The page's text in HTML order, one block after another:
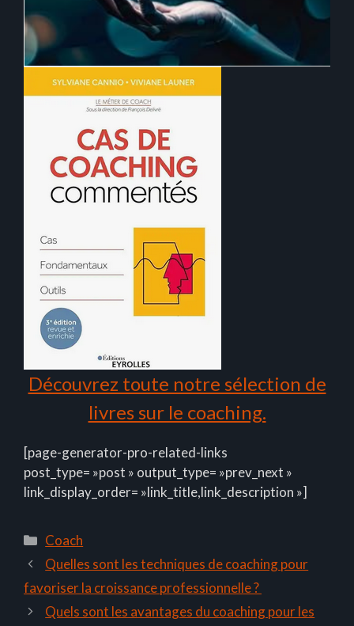
Découvrez toute notre sélection de
livres sur le coaching.
[page-generator-pro-related-links
post_type= »post » output_type= »prev_next »
link_display_order= »link_title,link_description »]
Catégories
Coach
Quelles sont les techniques de coaching pour
favoriser la croissance professionnelle ?
Quels sont les avantages du coaching pour les